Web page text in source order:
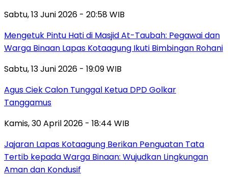
Sabtu, 13 Juni 2026 - 20:58 WIB
Mengetuk Pintu Hati di Masjid At-Taubah: Pegawai dan
Warga Binaan Lapas Kotaagung Ikuti Bimbingan Rohani
Sabtu, 13 Juni 2026 - 19:09 WIB
Agus Ciek Calon Tunggal Ketua DPD Golkar
Tanggamus
Kamis, 30 April 2026 - 18:44 WIB
Jajaran Lapas Kotaagung Berikan Penguatan Tata
Tertib kepada Warga Binaan: Wujudkan Lingkungan
Aman dan Kondusif